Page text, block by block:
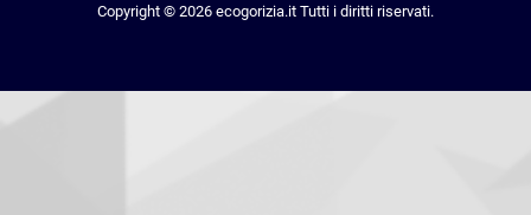
Copyright © 2026 ecogorizia.it Tutti i diritti riservati.